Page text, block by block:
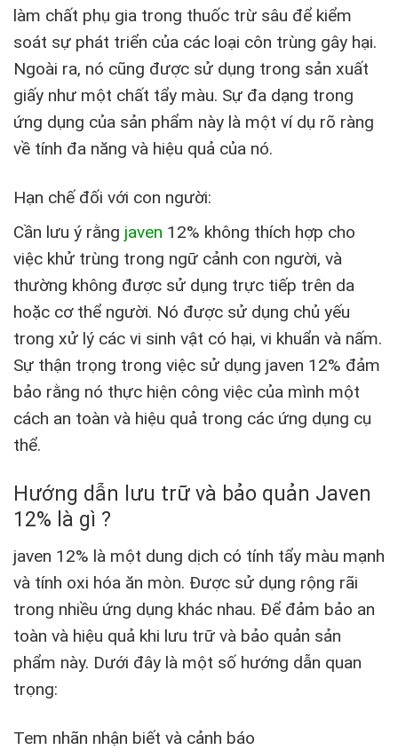
làm chất phụ gia trong thuốc trừ sâu để kiểm
soát sự phát triển của các loại côn trùng gây hại.
Ngoài ra, nó cũng được sử dụng trong sản xuất
giấy như một chất tẩy màu. Sự đa dạng trong
ứng dụng của sản phẩm này là một ví dụ rõ ràng
về tính đa năng và hiệu quả của nó.
Hạn chế đối với con người:
Cần lưu ý rằng javen 12% không thích hợp cho
việc khử trùng trong ngữ cảnh con người, và
thường không được sử dụng trực tiếp trên da
hoặc cơ thể người. Nó được sử dụng chủ yếu
trong xử lý các vi sinh vật có hại, vi khuẩn và nấm.
Sự thận trọng trong việc sử dụng javen 12% đảm
bảo rằng nó thực hiện công việc của mình một
cách an toàn và hiệu quả trong các ứng dụng cụ
thể.
Hướng dẫn lưu trữ và bảo quản Javen
12% là gì ?
javen 12% là một dung dịch có tính tẩy màu mạnh
và tính oxi hóa ăn mòn. Được sử dụng rộng rãi
trong nhiều ứng dụng khác nhau. Để đảm bảo an
toàn và hiệu quả khi lưu trữ và bảo quản sản
phẩm này. Dưới đây là một số hướng dẫn quan
trọng:
Tem nhãn nhận biết và cảnh báo